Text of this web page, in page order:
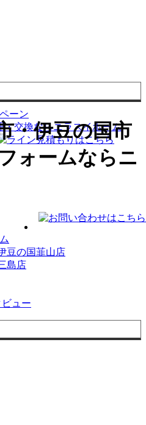
・伊豆の国市
ォームならニ
豆の国韮山店
島店
ュー